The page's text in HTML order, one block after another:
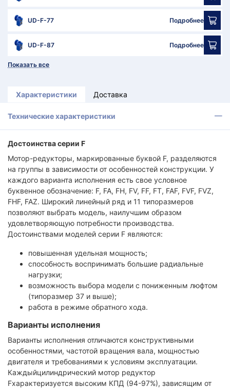
UD-F-77 Подробнее
UD-F-87 Подробнее
Показать все
Характеристики Доставка
Технические характеристики
Достоинства серии F
Мотор-редукторы, маркированные буквой F, разделяются
на группы в зависимости от особенностей конструкции. У
каждого варианта исполнения есть свое условное
буквенное обозначение: F, FA, FH, FV, FF, FT, FAF, FVF, FVZ,
FHF, FAZ. Широкий линейный ряд и 11 типоразмеров
позволяют выбрать модель, наилучшим образом
удовлетворяющую потребности производства.
Достоинствами моделей серии F являются:
повышенная удельная мощность;
способность воспринимать большие радиальные
нагрузки;
возможность выбора модели с пониженным люфтом
(типоразмер 37 и выше);
работа в режиме обратного хода.
Варианты исполнения
Варианты исполнения отличаются конструктивными
особенностями, частотой вращения вала, мощностью
двигателя и требованиями к условиям эксплуатации.
Каждыйцилиндрический мотор редуктор
Fхарактеризуется высоким КПД (94-97%), зависящим от